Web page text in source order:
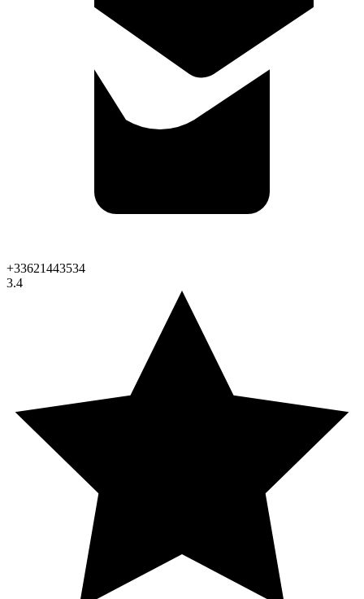
+33621443534
3.4